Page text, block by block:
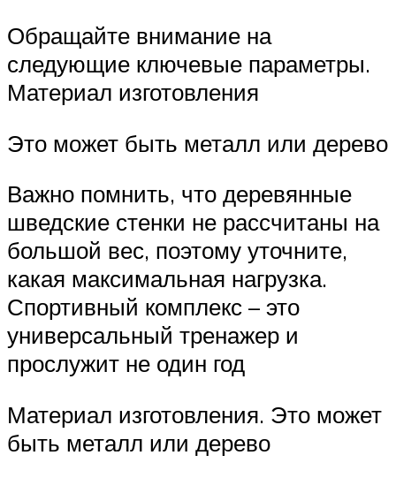
Обращайте внимание на
следующие ключевые параметры.
Материал изготовления
Это может быть металл или дерево
Важно помнить, что деревянные
шведские стенки не рассчитаны на
большой вес, поэтому уточните,
какая максимальная нагрузка.
Спортивный комплекс – это
универсальный тренажер и
прослужит не один год
Материал изготовления. Это может
быть металл или дерево